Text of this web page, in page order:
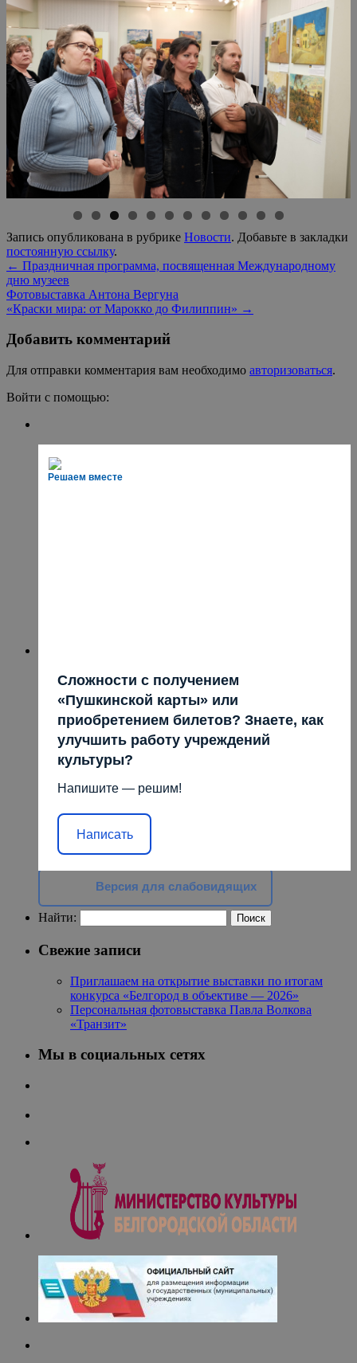
Запись опубликована в рубрике Новости. Добавьте в закладки
постоянную ссылку.
← Праздничная программа, посвященная Международному
дню музеев
Фотовыставка Антона Вергуна
«Краски мира: от Марокко до Филиппин» →
Добавить комментарий
Для отправки комментария вам необходимо авторизоваться.
Войти с помощью:
Решаем вместе
Сложности с получением
«Пушкинской карты» или
приобретением билетов? Знаете, как
улучшить работу учреждений
культуры?
Напишите — решим!
Написать
Версия для слабовидящих
Найти:
Свежие записи
Приглашаем на открытие выставки по итогам
конкурса «Белгород в объективе — 2026»
Персональная фотовыставка Павла Волкова
«Транзит»
Мы в социальных сетях